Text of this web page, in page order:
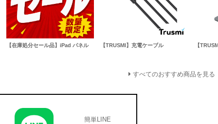
【在庫処分セール品】iPad パネル 【TRUSMI】充電ケーブル 【
すべてのおすすめ商品を見る
簡単LINE